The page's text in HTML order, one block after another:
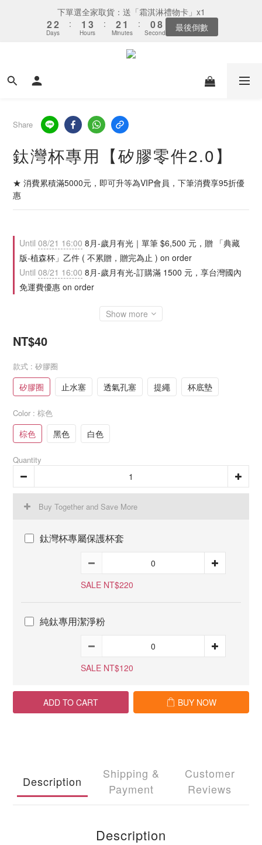
下單選全家取貨：送「霜淇淋禮物卡」x1
2
1
3
2
1
Days
:
2
1
0
4
3
2
Hours
:
3
2
1
2
1
0
Minutes
:
1
0
9
8
7
Seconds 最後倒數
Share
鈦灣杯專用【矽膠零件2.0】
★ 消費累積滿5000元，即可升等為VIP會員，下筆消費享95折優
惠
Until 08/21 16:00 8月-歲月有光｜單筆 $6,500 元，贈 「典藏
版-植森杯」乙件 ( 不累贈，贈完為止 ) on order
Until 08/21 16:00 8月-歲月有光-訂購滿 1500 元，享台灣國內
免運費優惠 on order
Show more
NT$40
款式 : 矽膠圈
矽膠圈 止水塞 透氣孔塞 提繩 杯底墊
Color : 棕色
棕色 黑色 白色
Quantity
Buy Together and Save More
鈦灣杯專屬保護杯套
SALE NT$220
純鈦專用潔淨粉
SALE NT$120
ADD TO CART BUY NOW
Description
Shipping &
Payment
Customer
Reviews
Description